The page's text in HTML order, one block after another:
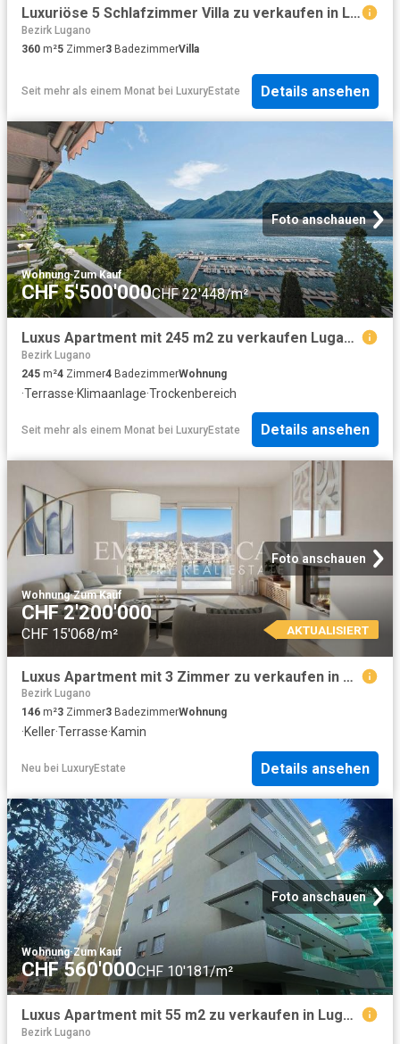
Luxuriöse 5 Schlafzimmer Villa zu verkaufen in Lugano, Schweiz
Bezirk Lugano
360 m²5 Zimmer3 BadezimmerVilla
Seit mehr als einem Monat bei LuxuryEstate Details ansehen
Foto anschauen
Wohnung·Zum Kauf
CHF 5'500'000CHF 22'448/m²
Luxus Apartment mit 245 m2 zu verkaufen Lugano, Tessin
Bezirk Lugano
245 m²4 Zimmer4 BadezimmerWohnung
·Terrasse·Klimaanlage·Trockenbereich
Seit mehr als einem Monat bei LuxuryEstate Details ansehen
Foto anschauen
Wohnung·Zum Kauf
CHF 2'200'000
CHF 15'068/m² AKTUALISIERT
Luxus Apartment mit 3 Zimmer zu verkaufen in Via Guidino 29, Paradiso, Kanton Tessin
Bezirk Lugano
146 m²3 Zimmer3 BadezimmerWohnung
·Keller·Terrasse·Kamin
Neu bei LuxuryEstate Details ansehen
Foto anschauen
Wohnung·Zum Kauf
CHF 560'000CHF 10'181/m²
Luxus Apartment mit 55 m2 zu verkaufen in Lugano, Schweiz
Bezirk Lugano